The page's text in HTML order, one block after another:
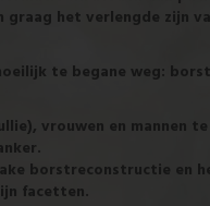
het verlengde zijn
te begane weg:
vrouwen en mannen
borstreconstructie en
facetten.